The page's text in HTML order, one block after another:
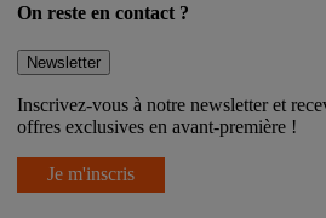
On reste en contact ?
Newsletter
Inscrivez-vous à notre newsletter et
offres exclusives en avant-première !
Je m'inscris